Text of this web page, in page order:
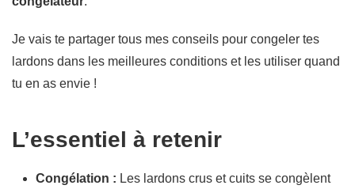
Je vais te partager tous mes conseils pour congeler tes
lardons dans les meilleures conditions et les utiliser quand
tu en as envie !
L’essentiel à retenir
Congélation : Les lardons crus et cuits se congèlent